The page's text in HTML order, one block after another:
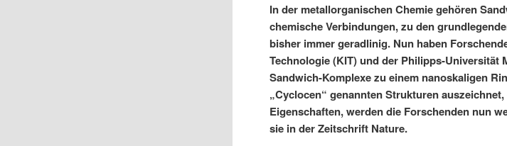
In der metallorganischen Chemie gehören
chemische Verbindungen, zu den
bisher immer geradlinig. Nun haben
Technologie (KIT) und der Philipps-Universität
Sandwich-Komplexe zu einem nanoskaligen
„Cyclocen“ genannten Strukturen
Eigenschaften, werden die Forschenden nun
sie in der Zeitschrift Nature.